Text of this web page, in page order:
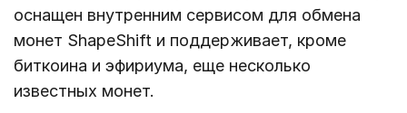
оснащен внутренним сервисом для обмена
монет ShapeShift и поддерживает, кроме
биткоина и эфириума, еще несколько
известных монет.